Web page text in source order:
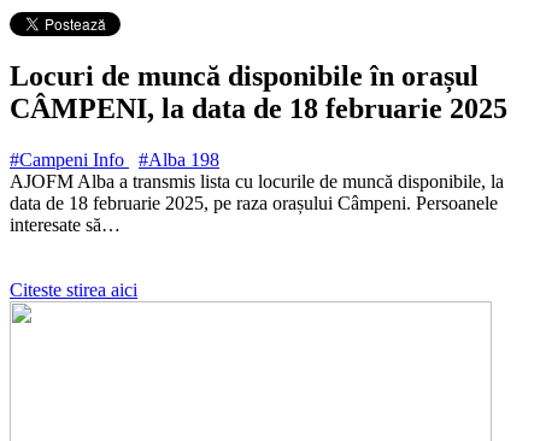
Locuri de muncă disponibile în orașul
CÂMPENI, la data de 18 februarie 2025
#Campeni Info #Alba 198
AJOFM Alba a transmis lista cu locurile de muncă disponibile, la
data de 18 februarie 2025, pe raza orașului Câmpeni. Persoanele
interesate să…
Citeste stirea aici